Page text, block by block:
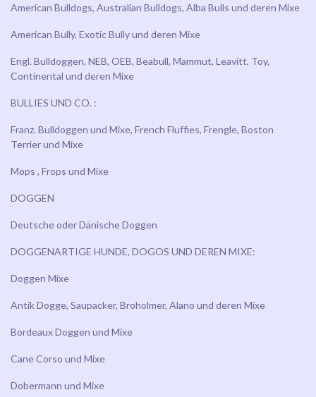
American Bulldogs, Australian Bulldogs, Alba Bulls und deren Mixe
American Bully, Exotic Bully und deren Mixe
Engl. Bulldoggen, NEB, OEB, Beabull, Mammut, Leavitt, Toy,
Continental und deren Mixe
BULLIES UND CO. :
Franz. Bulldoggen und Mixe, French Fluffies, Frengle, Boston
Terrier und Mixe
Mops , Frops und Mixe
DOGGEN
Deutsche oder Dänische Doggen
DOGGENARTIGE HUNDE, DOGOS UND DEREN MIXE:
Doggen Mixe
Antik Dogge, Saupacker, Broholmer, Alano und deren Mixe
Bordeaux Doggen und Mixe
Cane Corso und Mixe
Dobermann und Mixe